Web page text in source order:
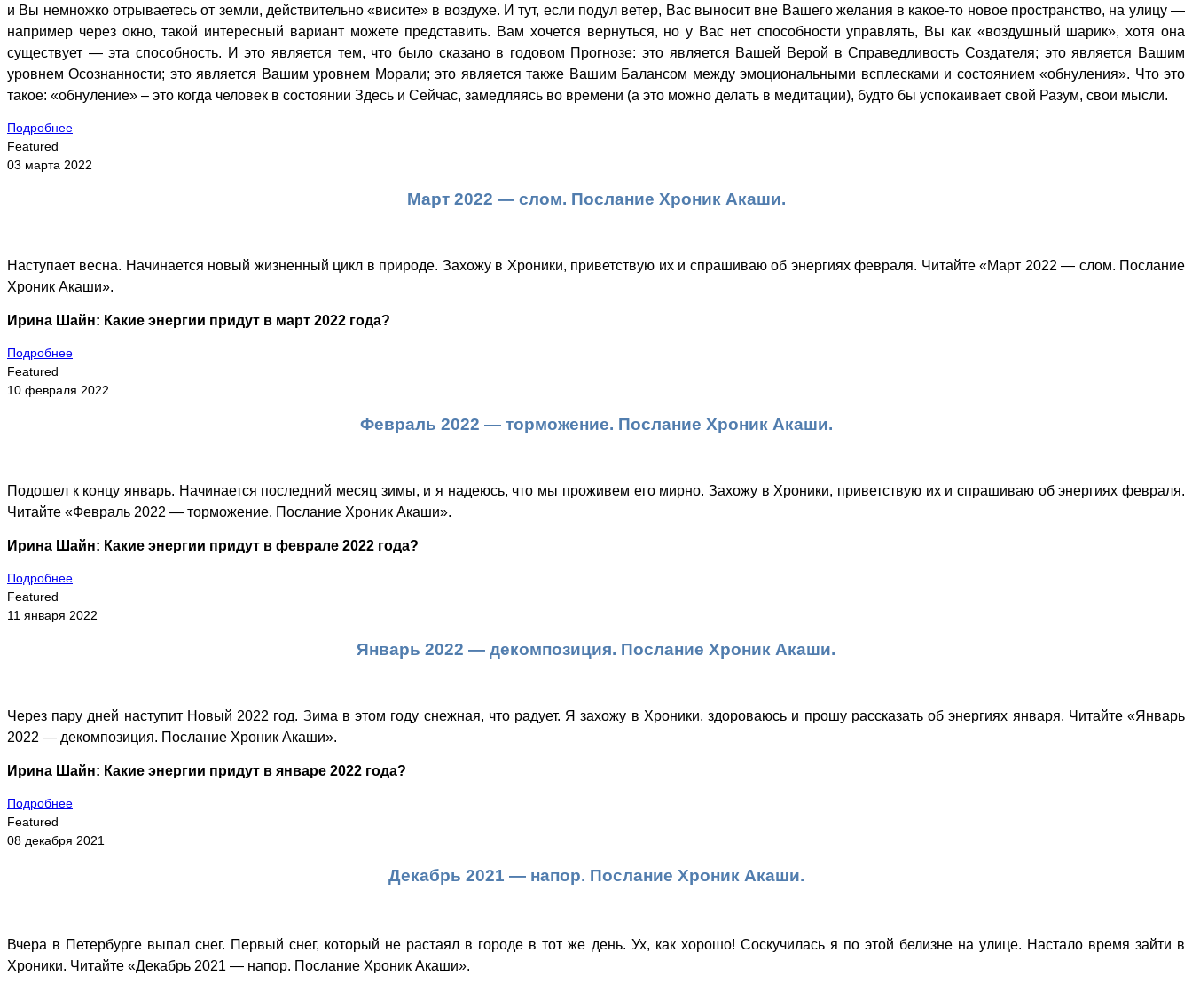
и Вы немножко отрываетесь от земли, действительно «висите» в воздухе. И тут, если подул ветер, Вас выносит вне Вашего желания в какое-то новое пространство, на улицу —
например через окно, такой интересный вариант можете представить. Вам хочется вернуться, но у Вас нет способности управлять, Вы как «воздушный шарик», хотя она
существует — эта способность. И это является тем, что было сказано в годовом Прогнозе: это является Вашей Верой в Справедливость Создателя; это является Вашим
уровнем Осознанности; это является Вашим уровнем Морали; это является также Вашим Балансом между эмоциональными всплесками и состоянием «обнуления». Что это
такое: «обнуление» – это когда человек в состоянии Здесь и Сейчас, замедляясь во времени (а это можно делать в медитации), будто бы успокаивает свой Разум, свои мысли.
Подробнее
Featured
03 марта 2022
Март 2022 — слом. Послание Хроник Акаши.
Наступает весна. Начинается новый жизненный цикл в природе. Захожу в Хроники, приветствую их и спрашиваю об энергиях февраля. Читайте «Март 2022 — слом. Послание
Хроник Акаши».
Ирина Шайн: Какие энергии придут в март 2022 года?
Подробнее
Featured
10 февраля 2022
Февраль 2022 — торможение. Послание Хроник Акаши.
Подошел к концу январь. Начинается последний месяц зимы, и я надеюсь, что мы проживем его мирно. Захожу в Хроники, приветствую их и спрашиваю об энергиях февраля.
Читайте «Февраль 2022 — торможение. Послание Хроник Акаши».
Ирина Шайн: Какие энергии придут в феврале 2022 года?
Подробнее
Featured
11 января 2022
Январь 2022 — декомпозиция. Послание Хроник Акаши.
Через пару дней наступит Новый 2022 год. Зима в этом году снежная, что радует. Я захожу в Хроники, здороваюсь и прошу рассказать об энергиях января. Читайте «Январь
2022 — декомпозиция. Послание Хроник Акаши».
Ирина Шайн: Какие энергии придут в январе 2022 года?
Подробнее
Featured
08 декабря 2021
Декабрь 2021 — напор. Послание Хроник Акаши.
Вчера в Петербурге выпал снег. Первый снег, который не растаял в городе в тот же день. Ух, как хорошо! Соскучилась я по этой белизне на улице. Настало время зайти в
Хроники. Читайте «Декабрь 2021 — напор. Послание Хроник Акаши».